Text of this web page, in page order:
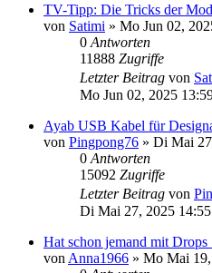
TV-Tipp: Die Tricks der
von Satimi » Mo Jun 02,
0 Antworten
11888 Zugriffe
Letzter Beitrag von
Mo Jun 02, 2025
Ayab USB Kabel für
von Pingpong76 » Di Mai
0 Antworten
15092 Zugriffe
Letzter Beitrag von
Di Mai 27, 2025 14:55
Hat schon jemand mit
von Anna1966 » Mo Mai